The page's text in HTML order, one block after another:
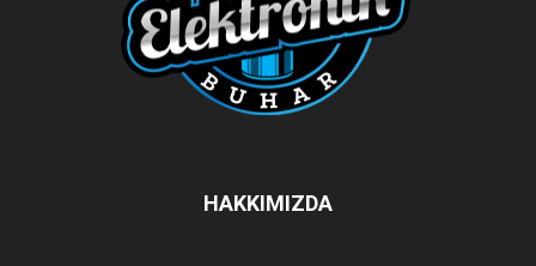
HAKKIMIZDA